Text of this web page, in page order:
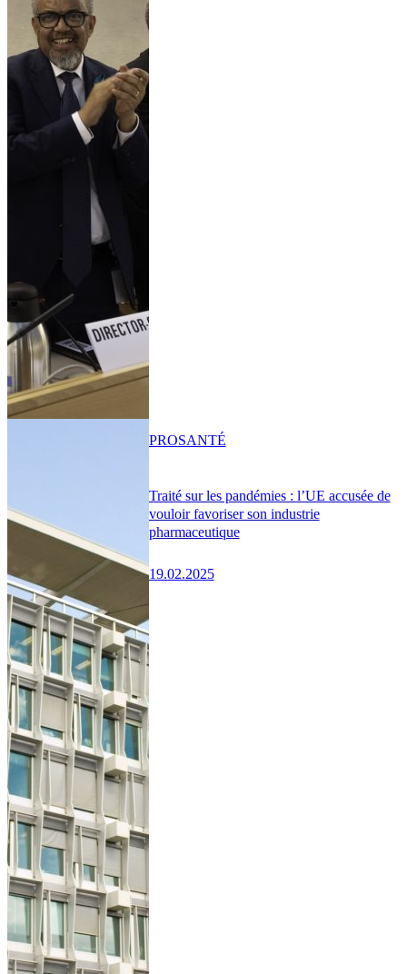
Traité sur les pandémies : l’UE accusée de
vouloir favoriser son industrie
pharmaceutique
19.02.2025
PROSANTÉ